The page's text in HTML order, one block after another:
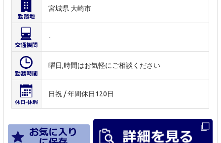
宮城県 大崎市
-
曜日,時間はお気軽にご相談ください
日祝 / 年間休日120日